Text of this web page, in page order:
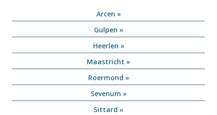
Arcen »
Gulpen »
Heerlen »
Maastricht »
Roermond »
Sevenum »
Sittard »